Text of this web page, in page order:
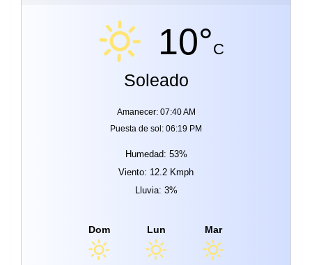
10°C
Soleado
Amanecer: 07:40 AM
Puesta de sol: 06:19 PM
Humedad: 53%
Viento: 12.2 Kmph
Lluvia: 3%
Dom Lun Mar